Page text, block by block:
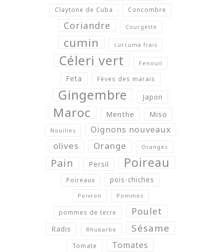
Claytone de Cuba
Concombre
Coriandre Courgette
cumin curcuma frais
Céleri vert Fenouil
Feta Fèves des marais
Gingembre Japon
Maroc Menthe Miso
Nouilles Oignons nouveaux
olives Orange Oranges
Pain Persil Poireau
Poireaux pois-chiches
Poivron Pommes
pommes de terre Poulet
Radis Rhubarbe Sésame
Tomate Tomates